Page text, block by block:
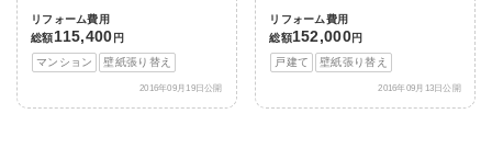
リフォーム費用
総額115,400 円
マンション
壁紙張り替え
2016年09月19日公開
リフォーム費用
総額152,000円
戸建て
壁紙張り替え
2016年09月13日公開